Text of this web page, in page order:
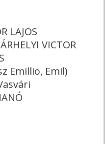
LAJOS
VICTOR
Emillio, Emil)